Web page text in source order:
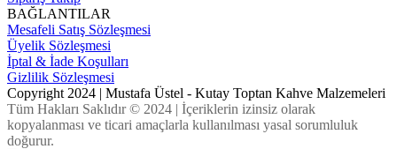
BAĞLANTILAR
Mesafeli Satış Sözleşmesi
Üyelik Sözleşmesi
İptal & İade Koşulları
Gizlilik Sözleşmesi
Copyright 2024 | Mustafa Üstel - Kutay Toptan Kahve Malzemeleri
Tüm Hakları Saklıdır © 2024 | İçeriklerin izinsiz olarak
kopyalanması ve ticari amaçlarla kullanılması yasal sorumluluk
doğurur.